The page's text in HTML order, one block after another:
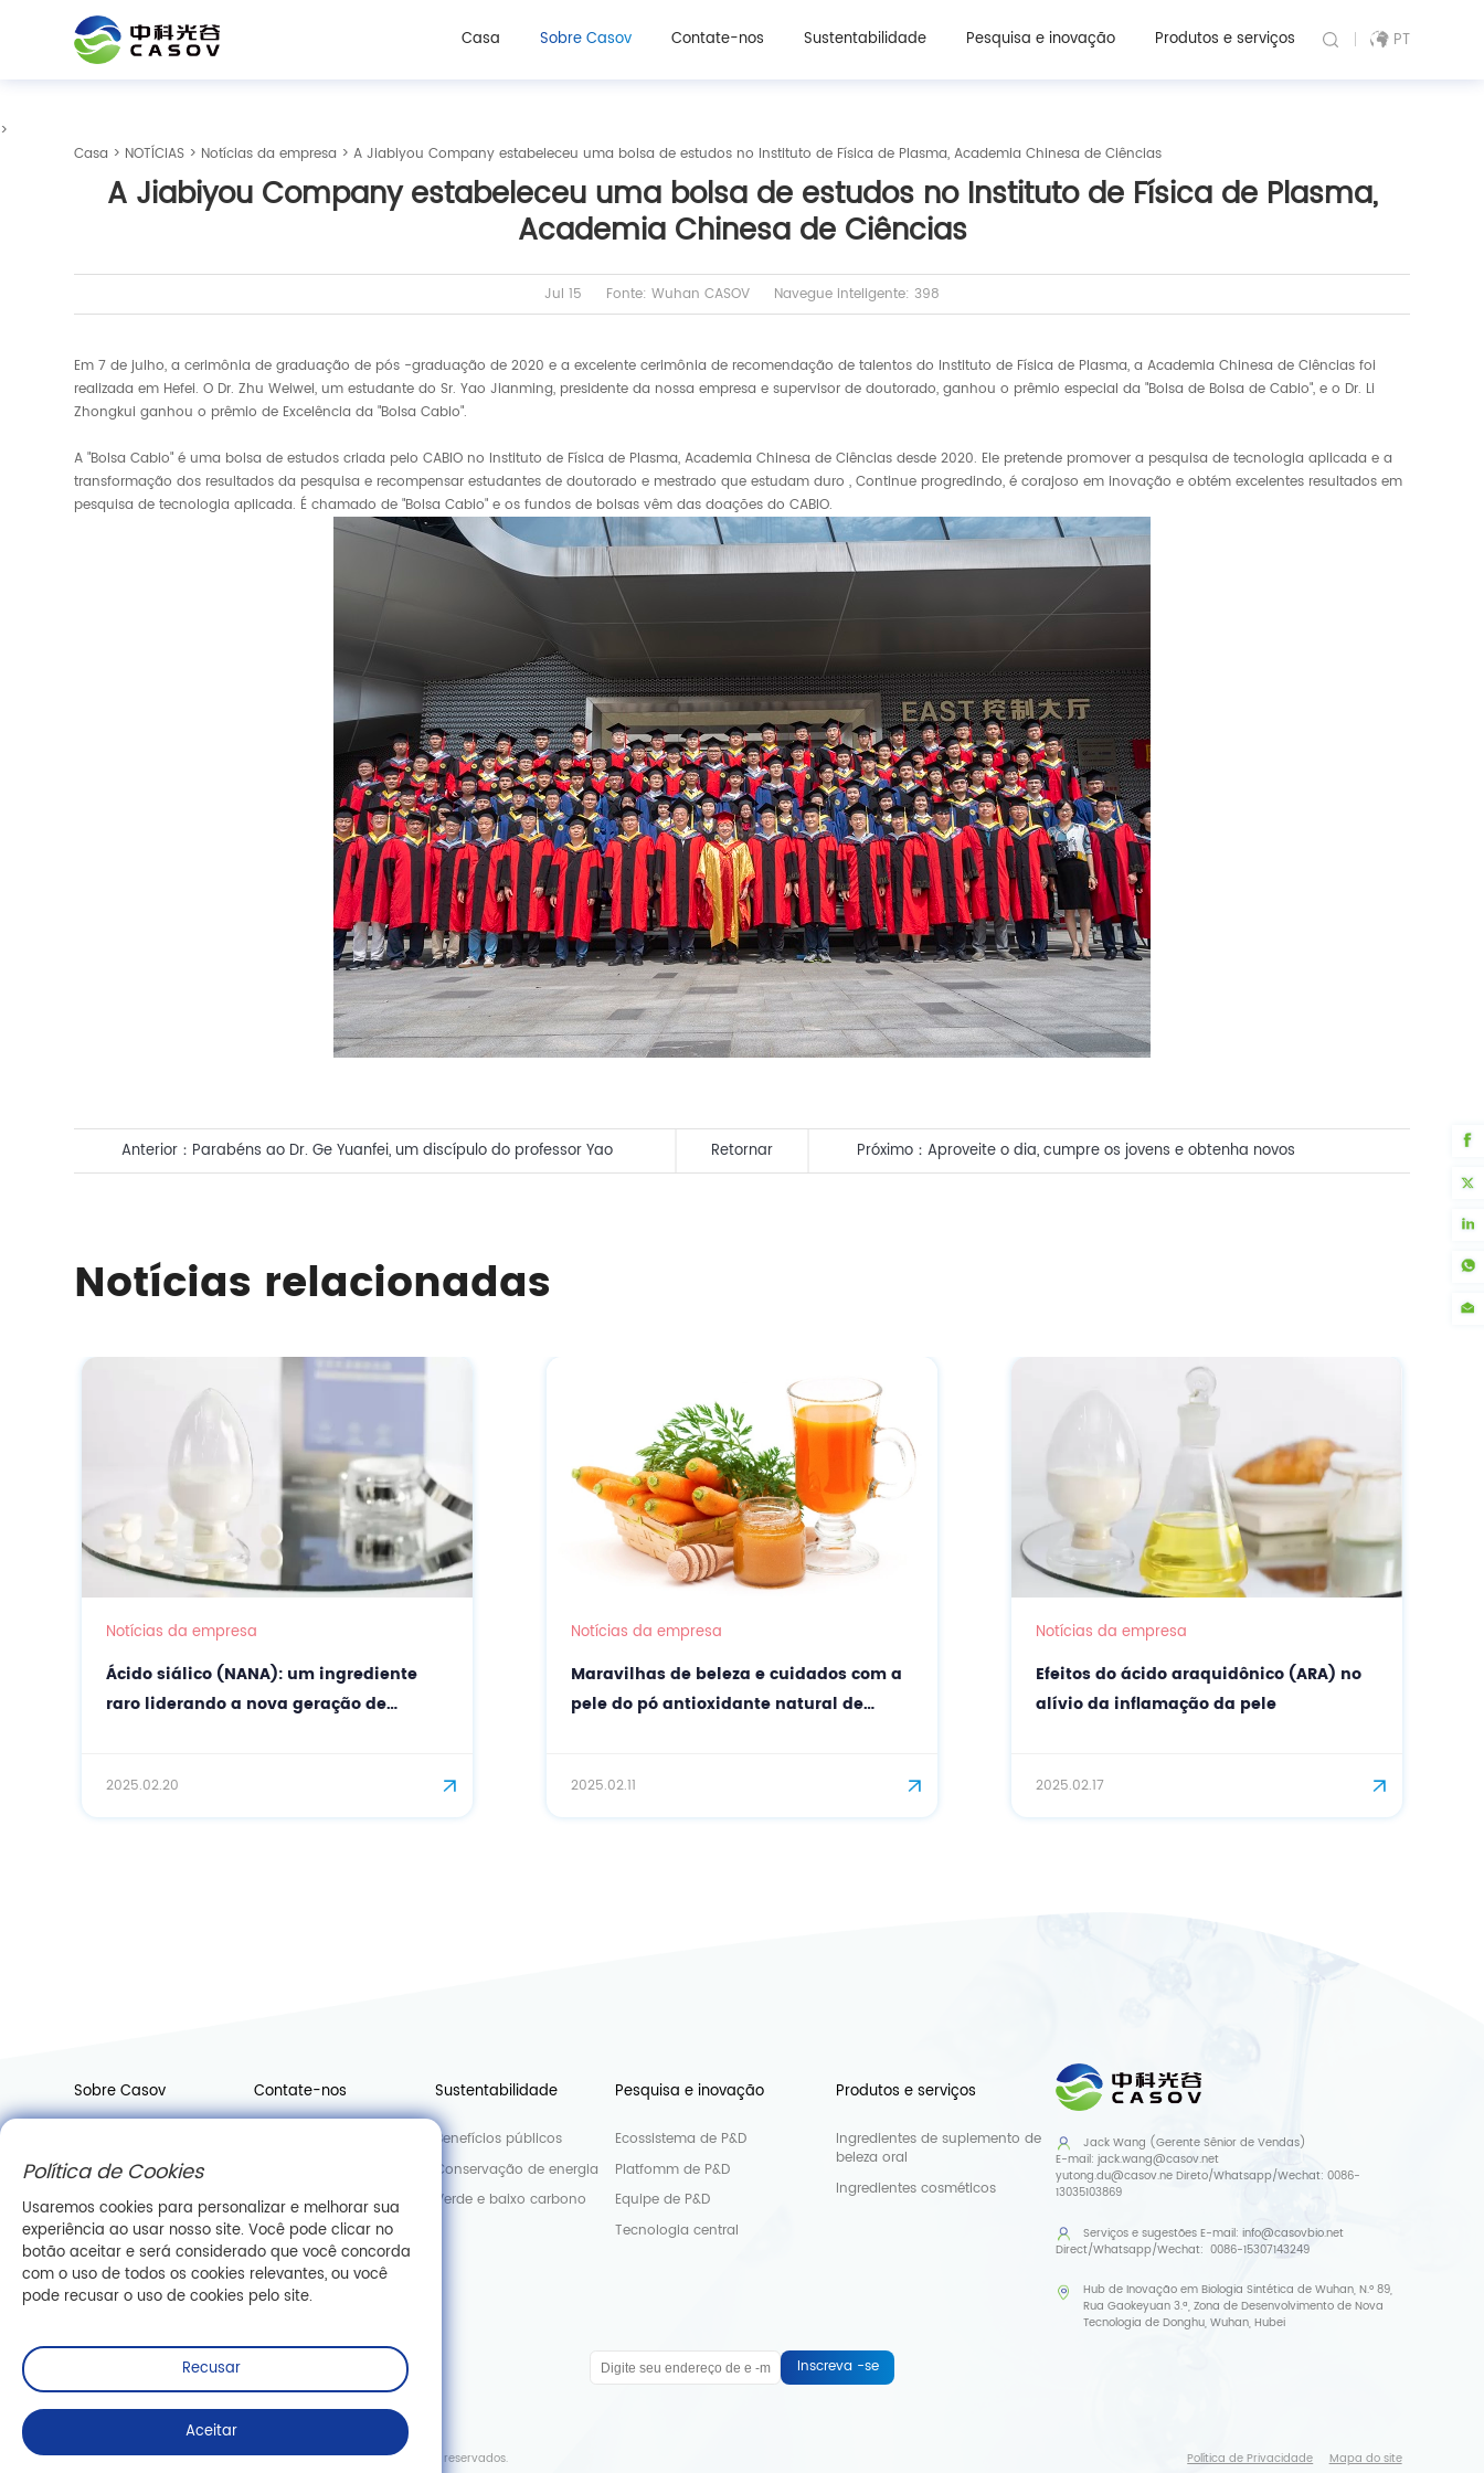
Casa Sobre Casov Contate-nos Sustentabilidade Pesquisa e inovação Produtos e serviços PT
>
Casa > NOTÍCIAS > Notícias da empresa > A Jiabiyou Company estabeleceu uma bolsa de estudos no Instituto de Física de Plasma, Academia Chinesa de Ciências
A Jiabiyou Company estabeleceu uma bolsa de estudos no Instituto de Física de Plasma,
Academia Chinesa de Ciências
Jul 15 Fonte: Wuhan CASOV Navegue inteligente: 398
Em 7 de julho, a cerimônia de graduação de pós -graduação de 2020 e a excelente cerimônia de recomendação de talentos do Instituto de Física de Plasma, a Academia Chinesa de Ciências foi
realizada em Hefei. O Dr. Zhu Weiwei, um estudante do Sr. Yao Jianming, presidente da nossa empresa e supervisor de doutorado, ganhou o prêmio especial da "Bolsa de Bolsa de Cabio", e o Dr. Li
Zhongkui ganhou o prêmio de Excelência da "Bolsa Cabio".
A "Bolsa Cabio" é uma bolsa de estudos criada pelo CABIO no Instituto de Física de Plasma, Academia Chinesa de Ciências desde 2020. Ele pretende promover a pesquisa de tecnologia aplicada e a
transformação dos resultados da pesquisa e recompensar estudantes de doutorado e mestrado que estudam duro , Continue progredindo, é corajoso em inovação e obtém excelentes resultados em
pesquisa de tecnologia aplicada. É chamado de "Bolsa Cabio" e os fundos de bolsas vêm das doações do CABIO.
Anterior： Parabéns ao Dr. Ge Yuanfei, um discípulo do professor Yao
Próximo： Aproveite o dia, cumpre os jovens e obtenha novos
Retornar
Notícias relacionadas
Notícias da empresa
Maravilhas de beleza e cuidados com a
pele do pó antioxidante natural de
2025.02.11
Notícias da empresa
Efeitos do ácido araquidônico (ARA) no
alívio da inflamação da pele
2025.02.17
Notícias da empresa
CASOV convida você para a In-
Cosmetics Latin America 2025!
2025.09.23
Sobre Casov
Fábrica
Laboratório
Informações da empresa
Contate-nos Sustentabilidade
Benefícios públicos
Conservação de energia
Verde e baixo carbono
Pesquisa e inovação
Ecossistema de P&D
Platfomm de P&D
Equipe de P&D
Tecnologia central
Produtos e serviços
Ingredientes de suplemento de
beleza oral
Ingredientes cosméticos
Jack Wang (Gerente Sênior de Vendas)
E-mail:jack.wang@casov.net
yutong.du@casov.ne Direto/Whatsapp/Wechat:0086-
13035103869
Serviços e sugestõesE-mail:info@casovbio.net
Direct/Whatsapp/Wechat:0086-15307143249
Hub de Inovação em Biologia Sintética de Wuhan, N.º 89,
Rua Gaokeyuan 3.ª, Zona de Desenvolvimento de Nova
Tecnologia de Donghu, Wuhan, Hubei
Inscreva -se
Copyright © Wuhan Casov Green Biotech Co., Ltd. Todos os direitos reservados. Política de Privacidade Mapa do site
Política de Cookies
Usaremos cookies para personalizar e melhorar sua
experiência ao usar nosso site. Você pode clicar no
botão aceitar e será considerado que você concorda
com o uso de todos os cookies relevantes, ou você
pode recusar o uso de cookies pelo site.
Recusar
Aceitar